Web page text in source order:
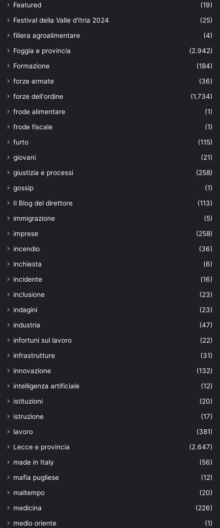
Featured
(19)
Festival della Valle d'Itria 2024
(25)
filiera agroalimentare
(4)
Foggia e provincia
(2.942)
Formazione
(184)
forze armate
(36)
forze dell'ordine
(1.734)
frode alimentare
(1)
frode fiscale
(1)
furto
(115)
giovani
(21)
giustizia e processi
(258)
gossip
(1)
Il Blog del direttore
(113)
immigrazione
(5)
imprese
(258)
incendio
(36)
inchiesta
(6)
incidente
(16)
inclusione
(23)
indagini
(23)
industria
(47)
infortuni sul lavoro
(22)
infrastrutture
(31)
innovazione
(132)
intelligenza artificiale
(12)
istituzioni
(20)
istruzione
(17)
lavoro
(381)
Lecce e provincia
(2.647)
made in Italy
(56)
mafia pugliese
(12)
maltempo
(20)
medicina
(226)
medio oriente
(1)